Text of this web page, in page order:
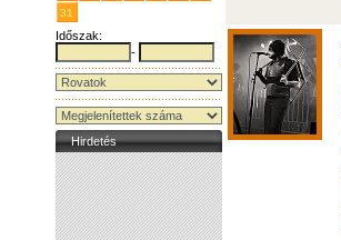
31
Időszak:
-
Hirdetés